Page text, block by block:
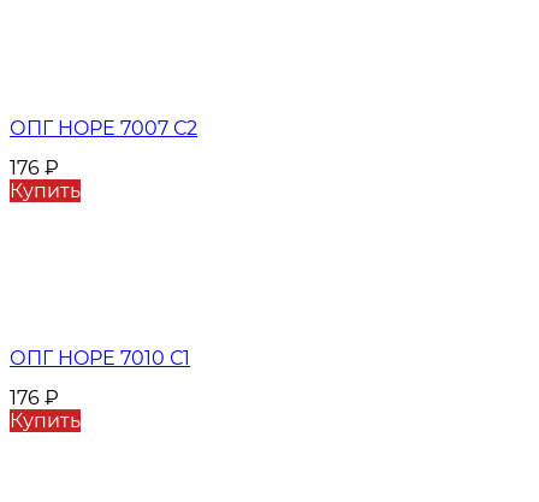
ОПГ HOPE 7007 С2
176 ₽
Купить
ОПГ HOPE 7010 С1
176 ₽
Купить